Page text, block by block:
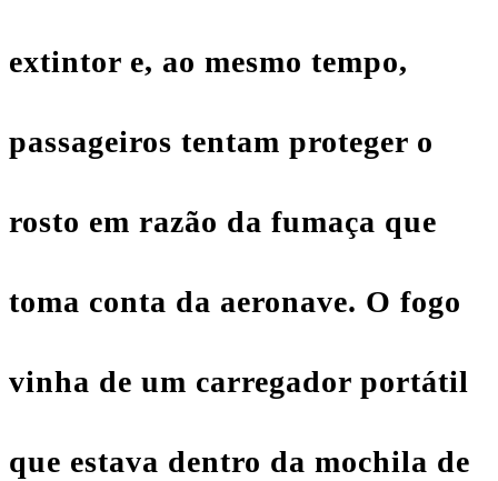
extintor e, ao mesmo tempo,
passageiros tentam proteger o
rosto em razão da fumaça que
toma conta da aeronave. O fogo
vinha de um carregador portátil
que estava dentro da mochila de